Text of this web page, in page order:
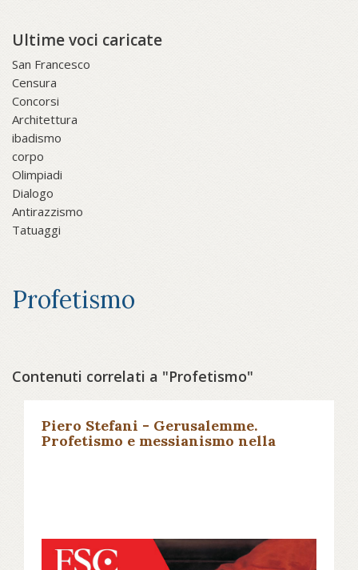
Ultime voci caricate
San Francesco
Censura
Concorsi
Architettura
ibadismo
corpo
Olimpiadi
Dialogo
Antirazzismo
Tatuaggi
Profetismo
Contenuti correlati a "Profetismo"
Piero Stefani - Gerusalemme.
Profetismo e messianismo nella